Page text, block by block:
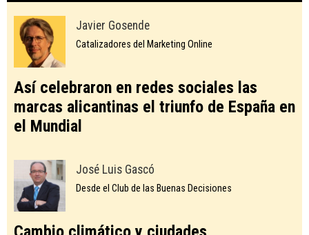
Javier Gosende
Catalizadores del Marketing Online
Así celebraron en redes sociales las
marcas alicantinas el triunfo de España en
el Mundial
José Luis Gascó
Desde el Club de las Buenas Decisiones